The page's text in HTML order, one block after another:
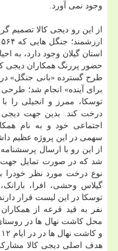
وجود نمی آورد.
از این رو دیجی کالا تصمیم
استان گیلان وجود دارد، به
حضور پررنگ همکاران دیجی
طرح گسترده «بانی جنگل» در
توسکا، ممرز و انجیلی را
درخت کند. بدین جهت دیجی
اجتماعی خود و به نام
سهمی در این پروژه عظیم
از این رو با ارسال
شد که در صورت تمایل جهت
گیلاس وحشی، افرا،
نفر به قید قرعه از
محل کاشت نهال ها در
و کاشت نهال ها در در ایام ۱۲ و ۱۳ اسفند ۱۳۹۹ اجرا شد.
هدف اصلی دیجی کالا